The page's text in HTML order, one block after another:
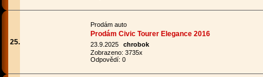
25.
Prodám auto
Prodám Civic Tourer Elegance 2016
23.9.2025
chrobok
Zobrazeno: 3735x
Odpovědí: 0